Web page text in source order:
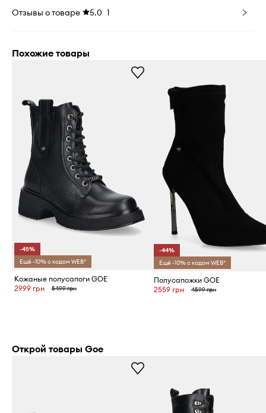
Отзывы о товаре 5.0 1
Похожие товары
-45%
Ещё -10% с кодом WEB*
Кожаные полусапоги GOE
2999 грн
5499 грн
-44%
Ещё -10% с кодом WEB*
Полусапожки GOE
2559 грн
4599 грн
Открой товары Goe